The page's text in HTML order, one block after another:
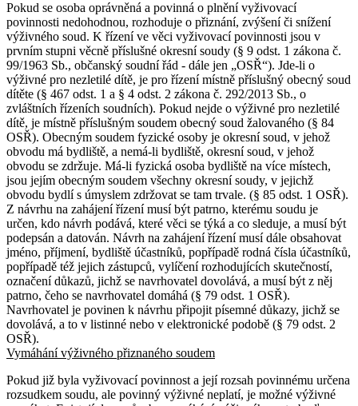
Pokud se osoba oprávněná a povinná o plnění vyživovací
povinnosti nedohodnou, rozhoduje o přiznání, zvýšení či snížení
výživného soud. K řízení ve věci vyživovací povinnosti jsou v
prvním stupni věcně příslušné okresní soudy (§ 9 odst. 1 zákona č.
99/1963 Sb., občanský soudní řád - dále jen „OSŘ“). Jde-li o
výživné pro nezletilé dítě, je pro řízení místně příslušný obecný soud
dítěte (§ 467 odst. 1 a § 4 odst. 2 zákona č. 292/2013 Sb., o
zvláštních řízeních soudních). Pokud nejde o výživné pro nezletilé
dítě, je místně příslušným soudem obecný soud žalovaného (§ 84
OSŘ). Obecným soudem fyzické osoby je okresní soud, v jehož
obvodu má bydliště, a nemá-li bydliště, okresní soud, v jehož
obvodu se zdržuje. Má-li fyzická osoba bydliště na více místech,
jsou jejím obecným soudem všechny okresní soudy, v jejichž
obvodu bydlí s úmyslem zdržovat se tam trvale. (§ 85 odst. 1 OSŘ).
Z návrhu na zahájení řízení musí být patrno, kterému soudu je
určen, kdo návrh podává, které věci se týká a co sleduje, a musí být
podepsán a datován. Návrh na zahájení řízení musí dále obsahovat
jméno, příjmení, bydliště účastníků, popřípadě rodná čísla účastníků,
popřípadě též jejich zástupců, vylíčení rozhodujících skutečností,
označení důkazů, jichž se navrhovatel dovolává, a musí být z něj
patrno, čeho se navrhovatel domáhá (§ 79 odst. 1 OSŘ).
Navrhovatel je povinen k návrhu připojit písemné důkazy, jichž se
dovolává, a to v listinné nebo v elektronické podobě (§ 79 odst. 2
OSŘ).
Vymáhání výživného přiznaného soudem
Pokud již byla vyživovací povinnost a její rozsah povinnému určena
rozsudkem soudu, ale povinný výživné neplatí, je možné výživné